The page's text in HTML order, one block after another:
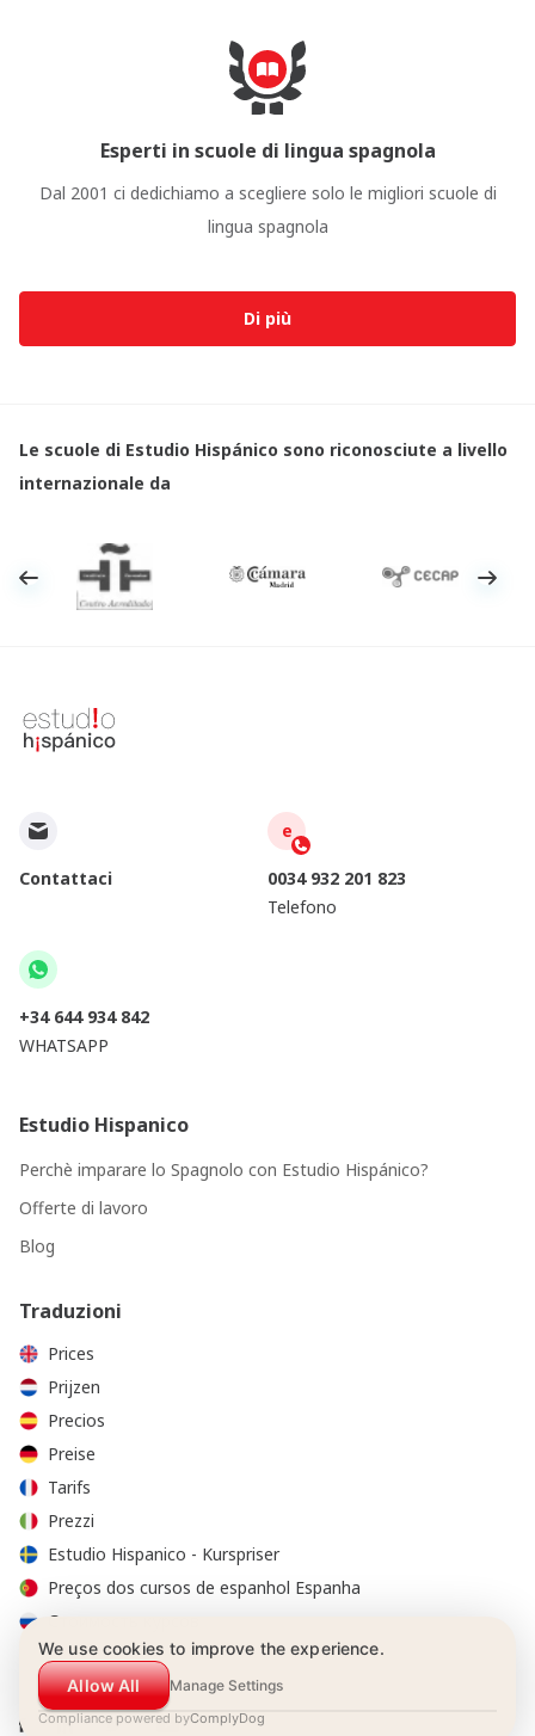
Esperti in scuole di lingua spagnola
Dal 2001 ci dedichiamo a scegliere solo le migliori scuole di
lingua spagnola
Di più
Le scuole di Estudio Hispánico sono riconosciute a livello
internazionale da
Contattaci
e
0034 932 201 823
Telefono
+34 644 934 842
WHATSAPP
Estudio Hispanico
Perchè imparare lo Spagnolo con Estudio Hispánico?
Offerte di lavoro
Blog
Traduzioni
Prices
Prijzen
Precios
Preise
Tarifs
Prezzi
Estudio Hispanico - Kurspriser
Preços dos cursos de espanhol Espanha
Стоимость курсов
We use cookies to improve the experience.
Allow All
Manage Settings
Compliance powered byComplyDog